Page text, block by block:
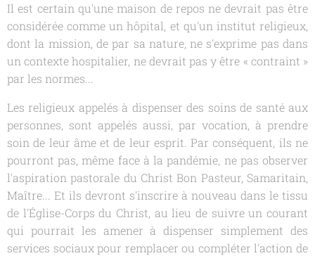
Il est certain qu'une maison de repos ne devrait pas être
considérée comme un hôpital, et qu'un institut religieux,
dont la mission, de par sa nature, ne s'exprime pas dans
un contexte hospitalier, ne devrait pas y être « contraint »
par les normes...
Les religieux appelés à dispenser des soins de santé aux
personnes, sont appelés aussi, par vocation, à prendre
soin de leur âme et de leur esprit. Par conséquent, ils ne
pourront pas, même face à la pandémie, ne pas observer
l'aspiration pastorale du Christ Bon Pasteur, Samaritain,
Maître... Et ils devront s'inscrire à nouveau dans le tissu
de l'Église-Corps du Christ, au lieu de suivre un courant
qui pourrait les amener à dispenser simplement des
services sociaux pour remplacer ou compléter l'action de